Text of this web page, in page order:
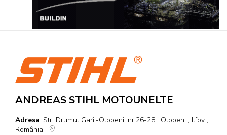
ANDREAS STIHL MOTOUNELTE
Adresa: Str. Drumul Garii-Otopeni, nr.26-28 , Otopeni , Ilfov ,
România